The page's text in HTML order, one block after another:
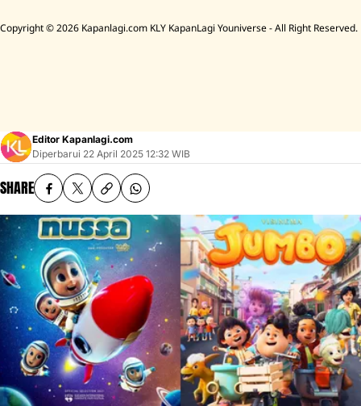
Copyright © 2026 Kapanlagi.com KLY KapanLagi Youniverse - All Right Reserved.
Home Film Indonesia
Editor Kapanlagi.com
Diperbarui 22 April 2025 12:32 WIB
SHARE